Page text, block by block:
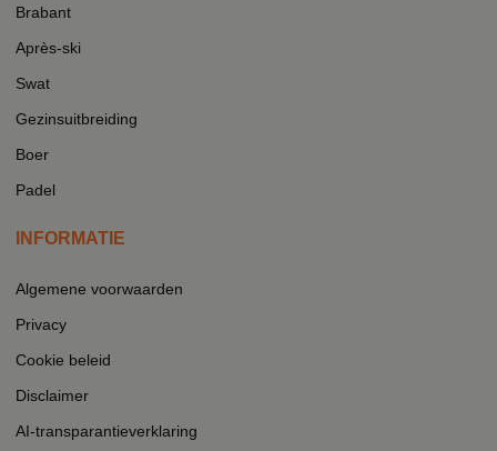
Brabant
Après-ski
Swat
Gezinsuitbreiding
Boer
Padel
INFORMATIE
Algemene voorwaarden
Privacy
Cookie beleid
Disclaimer
AI-transparantieverklaring